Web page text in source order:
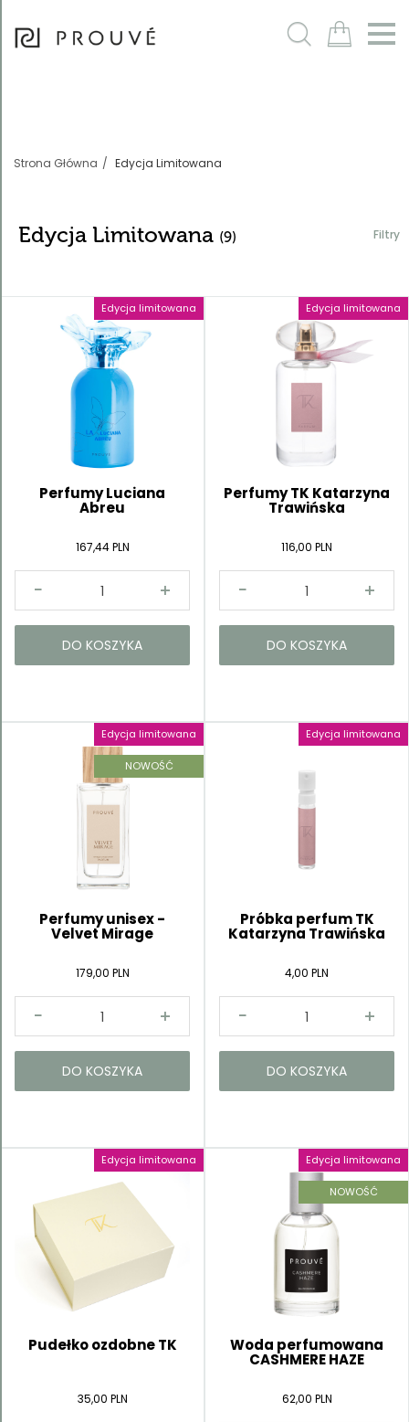
m
Strona Główna Edycja Limitowana
Edycja Limitowana (9) Filtry
Edycja limitowana
Perfumy Luciana
Abreu
167,44 PLN
DO KOSZYKA
Edycja limitowana
Perfumy TK Katarzyna
Trawińska
116,00 PLN
DO KOSZYKA
Edycja limitowana
NOWOŚĆ
Perfumy unisex -
Velvet Mirage
179,00 PLN
DO KOSZYKA
Edycja limitowana
Próbka perfum TK
Katarzyna Trawińska
4,00 PLN
DO KOSZYKA
Edycja limitowana
Pudełko ozdobne TK
35,00 PLN
Edycja limitowana
NOWOŚĆ
Woda perfumowana
CASHMERE HAZE
62,00 PLN
Filtry
Kategorie